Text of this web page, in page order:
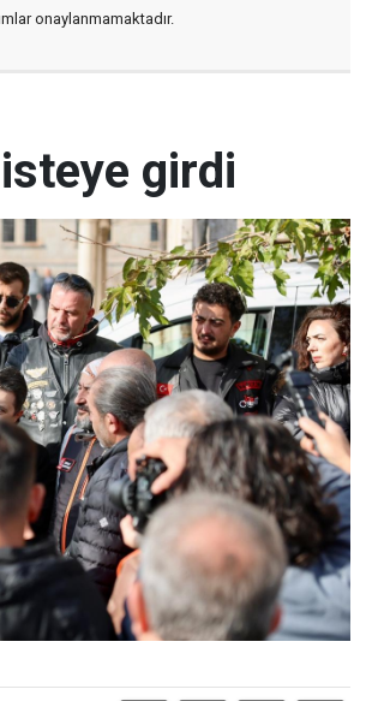
onaylanmamaktadır.
girdi